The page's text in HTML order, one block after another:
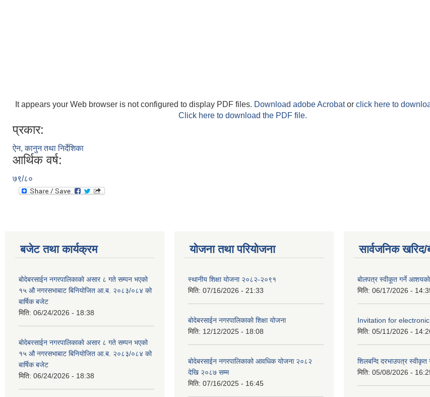
It appears your Web browser is not configured to display PDF files. Download adobe Acrobator click here to
Click here to download the PDF file.
प्रकार:
ऐन, कानुन तथा निर्देशिका
आर्थिक वर्ष:
७९/८०
बजेट तथा कार्यक्रम
बोदेबरसाईन नगरपालिकाको असार ८ गते सम्पन भएको
१५ ‍‍‍औ नगरसभाबाट बिनियोजित आ.ब. २०८३/०८४ को
बार्षिक बजेट
मिति: 06/24/2026 - 18:38
बोदेबरसाईन नगरपालिकाको असार ८ गते सम्पन भएको
१५ ‍‍‍औ नगरसभाबाट बिनियोजित आ.ब. २०८३/०८४ को
बार्षिक बजेट
मिति: 06/24/2026 - 18:38
योजना तथा परियोजना
स्थानीय शिक्षा योजना २०८२-२०९१
मिति: 07/16/2026 - 21:33
बोदेबरसाईन नगरपालिकाको शिक्षा योजना
मिति: 12/12/2025 - 18:08
बोदेबरसाईन नगरपालिकाको आवधिक योजना २०८२
देखि २०८७ सम्म
मिति: 07/16/2025 - 16:45
सार्वजनिक
बोलपत्र स्वीकूत गर्ने
मिति: 06/17/2026 -
Invitation for
मिति: 05/11/2026 -
शिलबन्दि दरभाउपत्र
मिति: 05/08/2026 -